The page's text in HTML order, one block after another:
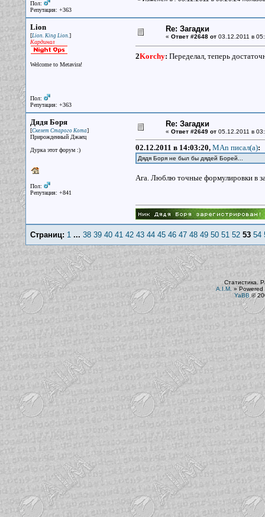
Пол:
Репутация: +363
Lion
[Lion. King Lion.]
Кардинал
Welcome to Metavira!
Пол:
Репутация: +363
Re: Загадки
« Ответ #2648 от03.12.2011 в
2Korchy: Переделал, теперь
Дядя Боря
[Скелет Старого Кота]
Прирожденный Джаец
Дурка этот форум :)
Пол:
Репутация: +841
Re: Загадки
« Ответ #2649 от05.12.2011 в
02.12.2011 в 14:03:20, MAn писал(a):
Дядя Боря не был бы дядей Борей...
Ага. Люблю точные формулировки в
Страниц: 1... 38 39 40 41 42 43 44 45 46 47 48 49 50 51 52 53 54
Статистика.
A.I.M. » Powered
YaBB ©